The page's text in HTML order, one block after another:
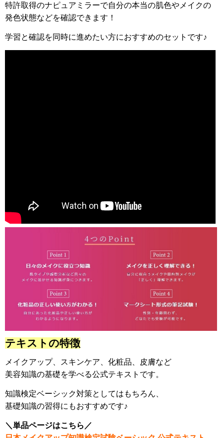
特許取得のナピュアミラーで自分の本当の肌色やメイクの
発色状態などを確認できます！
学習と確認を同時に進めたい方におすすめのセットです♪
テキストの特徴
メイクアップ、スキンケア、化粧品、皮膚など
美容知識の基礎を学べる公式テキストです。
知識検定ベーシック対策としてはもちろん、
基礎知識の習得にもおすすめです♪
＼単品ページはこちら／